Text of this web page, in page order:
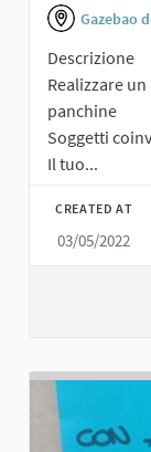
Gazebao
Descrizione
Realizzare
panchine
Soggetti
Il tuo...
CREATED AT
03/05/2022